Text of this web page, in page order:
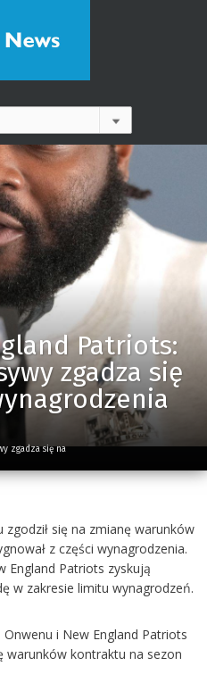
Patriots:
zgadza się
zgadza się na
zgodził się na zmianę warunków
z części wynagrodzenia.
England Patriots zyskują
w zakresie limitu wynagrodzeń.
Onwenu i New England Patriots
warunków kontraktu na sezon